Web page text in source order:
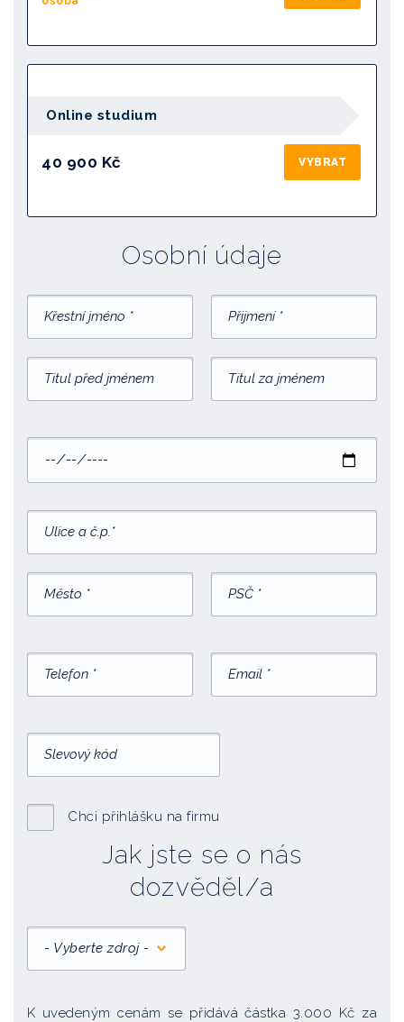
Online studium
40 900 Kč VYBRAT
Osobní údaje
Chci přihlášku na firmu
Jak jste se o nás
dozvěděl/a
- Vyberte zdroj -
K uvedeným cenám se přidává částka 3.000 Kč za